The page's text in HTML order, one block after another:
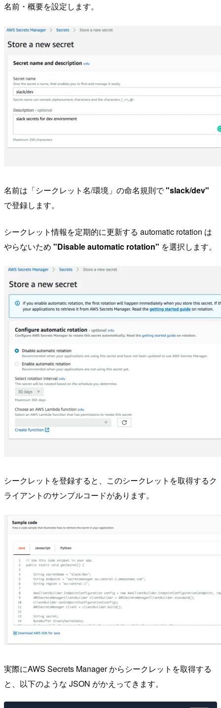
名前・概要を設定します。
名前は「シークレット名/環境」の命名規則で"slack/dev"
で登録します。
シークレット情報を定期的に更新する automatic rotation は
やらないため "Disable automatic rotation" を選択します。
シークレットを登録すると、このシークレットを取得するク
ライアントのサンプルコードがあります。
実際にAWS Secrets Manager からシークレットを取得する
と、以下のような JSON がかえってきます。